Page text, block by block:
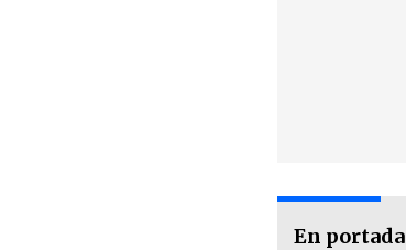
En portada